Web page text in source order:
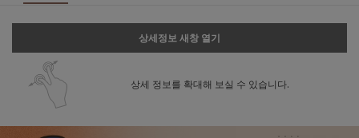
상세정보 새창 열기
상세 정보를 확대해 보실 수 있습니다.